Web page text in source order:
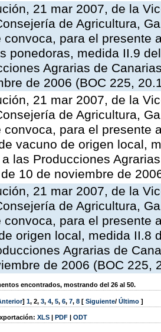
21 mar 2007, de la
de Agricultura,
convoca, para el presente
ponedoras, medida II.9
Agrarias de
de 2006 (BOC 225,
21 mar 2007, de la
de Agricultura,
convoca, para el presente
vacuno de origen local,
las Producciones
10 de noviembre de
21 mar 2007, de la
de Agricultura,
convoca, para el presente
origen local, medida II.8
Agrarias de
de 2006 (BOC 225,
encontrados, mostrando del 26 al 50.
] 1, 2, 3, 4, 5, 6, 7, 8 [ Siguiente/ Último ]
XLS | PDF | ODT